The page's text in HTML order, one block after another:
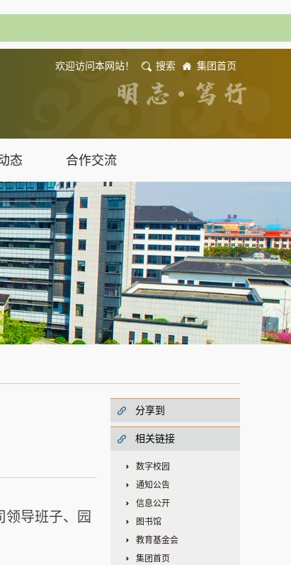
欢迎访问本网站！ 搜索 集团首页
态 合作交流
导班子、园
分享到
相关链接
数字校园
通知公告
信息公开
图书馆
教育基金会
集团首页